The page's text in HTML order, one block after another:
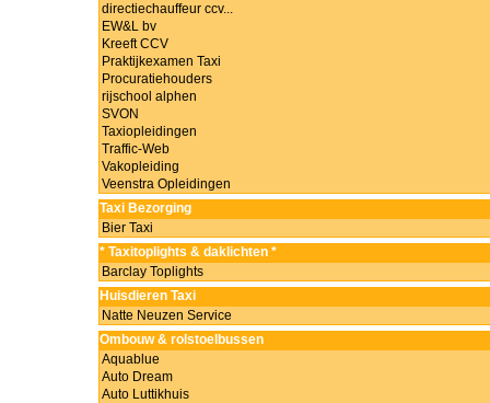
directiechauffeur ccv...
EW&L bv
Kreeft CCV
Praktijkexamen Taxi
Procuratiehouders
rijschool alphen
SVON
Taxiopleidingen
Traffic-Web
Vakopleiding
Veenstra Opleidingen
Taxi Bezorging
Bier Taxi
* Taxitoplights & daklichten *
Barclay Toplights
Huisdieren Taxi
Natte Neuzen Service
Ombouw & rolstoelbussen
Aquablue
Auto Dream
Auto Luttikhuis